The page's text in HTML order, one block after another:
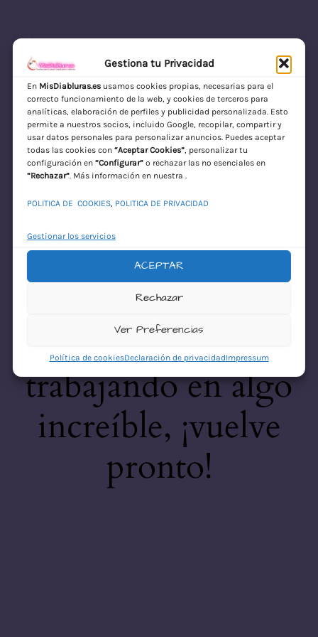
Gestiona tu Privacidad
En MisDiabluras.esusamos cookies propias, necesarias para el
correcto funcionamiento de la web, y cookies de terceros para
analíticas, elaboración de perfiles y publicidad personalizada. Esto
permite a nuestros socios, incluido Google, recopilar, compartir y
usar datos personales para personalizar anuncios. Puedes aceptar
todas las cookies con “Aceptar Cookies”, personalizar tu
configuración en “Configurar”o rechazar las no esenciales en
“Rechazar”. Más información en nuestra .
POLITICA DE COOKIES, POLITICA DE PRIVACIDAD
Gestionar los servicios
ACEPTAR
Rechazar
Ver Preferencias
Política de cookiesDeclaración de privacidadImpressum
MisDiabluras | Sexshop Online con Envío
Discreto en España
Acceder
¡Disculpa este
desastre! Estamos
trabajando en algo
increíble, ¡vuelve
pronto!